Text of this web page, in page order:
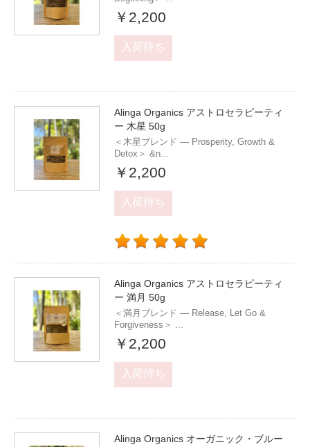
￥2,200
入荷待ち
Alinga Organics アストロセラピーティ
ー 木星 50g
＜木星ブレンド — Prosperity, Growth &
Detox＞ &n...
￥2,200
入荷待ち
Alinga Organics アストロセラピーティ
ー 満月 50g
＜満月ブレンド — Release, Let Go &
Forgiveness＞ ...
￥2,200
入荷待ち
Alinga Organics オーガニック・ブルー